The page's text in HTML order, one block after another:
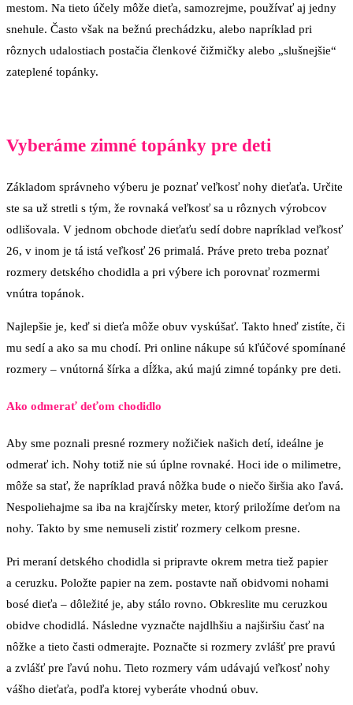
mestom. Na tieto účely môže dieťa, samozrejme, používať aj jedny
snehule. Často však na bežnú prechádzku, alebo napríklad pri
rôznych udalostiach postačia členkové čižmičky alebo „slušnejšie“
zateplené topánky.
Vyberáme zimné topánky pre deti
Základom správneho výberu je poznať veľkosť nohy dieťaťa. Určite
ste sa už stretli s tým, že rovnaká veľkosť sa u rôznych výrobcov
odlišovala. V jednom obchode dieťaťu sedí dobre napríklad veľkosť
26, v inom je tá istá veľkosť 26 primalá. Práve preto treba poznať
rozmery detského chodidla a pri výbere ich porovnať rozmermi
vnútra topánok.
Najlepšie je, keď si dieťa môže obuv vyskúšať. Takto hneď zistíte, či
mu sedí a ako sa mu chodí. Pri online nákupe sú kľúčové spomínané
rozmery – vnútorná šírka a dĺžka, akú majú zimné topánky pre deti.
Ako odmerať deťom chodidlo
Aby sme poznali presné rozmery nožičiek našich detí, ideálne je
odmerať ich. Nohy totiž nie sú úplne rovnaké. Hoci ide o milimetre,
môže sa stať, že napríklad pravá nôžka bude o niečo širšia ako ľavá.
Nespoliehajme sa iba na krajčírsky meter, ktorý priložíme deťom na
nohy. Takto by sme nemuseli zistiť rozmery celkom presne.
Pri meraní detského chodidla si pripravte okrem metra tiež papier
a ceruzku. Položte papier na zem. postavte naň obidvomi nohami
bosé dieťa – dôležité je, aby stálo rovno. Obkreslite mu ceruzkou
obidve chodidlá. Následne vyznačte najdlhšiu a najširšiu časť na
nôžke a tieto časti odmerajte. Poznačte si rozmery zvlášť pre pravú
a zvlášť pre ľavú nohu. Tieto rozmery vám udávajú veľkosť nohy
vášho dieťaťa, podľa ktorej vyberáte vhodnú obuv.